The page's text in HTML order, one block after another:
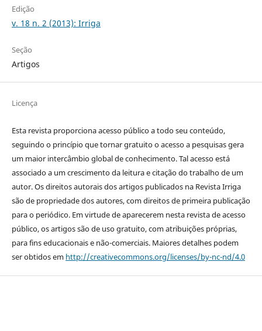
Edição
v. 18 n. 2 (2013): Irriga
Seção
Artigos
Licença
Esta revista proporciona acesso público a todo seu conteúdo,
seguindo o princípio que tornar gratuito o acesso a pesquisas gera
um maior intercâmbio global de conhecimento. Tal acesso está
associado a um crescimento da leitura e citação do trabalho de um
autor. Os direitos autorais dos artigos publicados na Revista Irriga
são de propriedade dos autores, com direitos de primeira publicação
para o periódico. Em virtude de aparecerem nesta revista de acesso
público, os artigos são de uso gratuito, com atribuições próprias,
para fins educacionais e não-comerciais. Maiores detalhes podem
ser obtidos em http://creativecommons.org/licenses/by-nc-nd/4.0